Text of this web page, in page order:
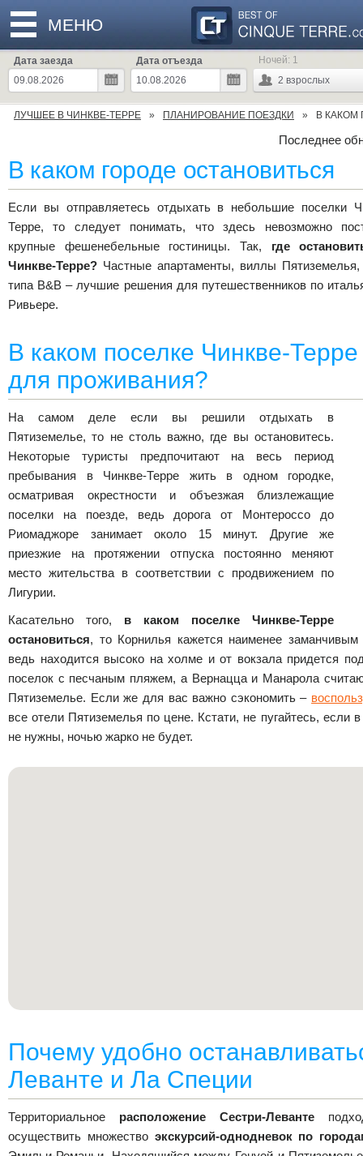
МЕНЮ
Дата заезда
Дата отъезда
2 взрослых
Ночей: 1
ЛУЧШЕЕ В ЧИНКВЕ-ТЕРРЕ ПЛАНИРОВАНИЕ ПОЕЗДКИ В КАКОМ
Последнее
В каком городе остановиться
Если вы отправляетесь отдыхать в небольшие поселки
Терре, то следует понимать, что здесь невозможно
крупные фешенебельные гостиницы. Так, где
Чинкве-Терре? Частные апартаменты, виллы Пятиземелья,
типа B&B – лучшие решения для путешественников по
Ривьере.
В каком поселке Чинкве-
для проживания?
На самом деле если вы решили отдыхать в
Пятиземелье, то не столь важно, где вы остановитесь.
Некоторые туристы предпочитают на весь период
пребывания в Чинкве-Терре жить в одном городке,
осматривая окрестности и объезжая близлежащие
поселки на поезде, ведь дорога от Монтероссо до
Риомаджоре занимает около 15 минут. Другие же
приезжие на протяжении отпуска постоянно меняют
место жительства в соответствии с продвижением по
Лигурии.
Касательно того, в каком поселке Чинкве-Терре
остановиться, то Корнилья кажется наименее
ведь находится высоко на холме и от вокзала придется
поселок с песчаным пляжем, а Вернацца и Манарола
Пятиземелье. Если же для вас важно сэкономить –
все отели Пятиземелья по цене. Кстати, не пугайтесь, если
не нужны, ночью жарко не будет.
Почему удобно
Леванте и Ла Специи
Территориальное расположение Сестри-Леванте
осуществить множество экскурсий-однодневок по